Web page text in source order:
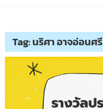
Tag:นริศา อาจอ่อนศรี